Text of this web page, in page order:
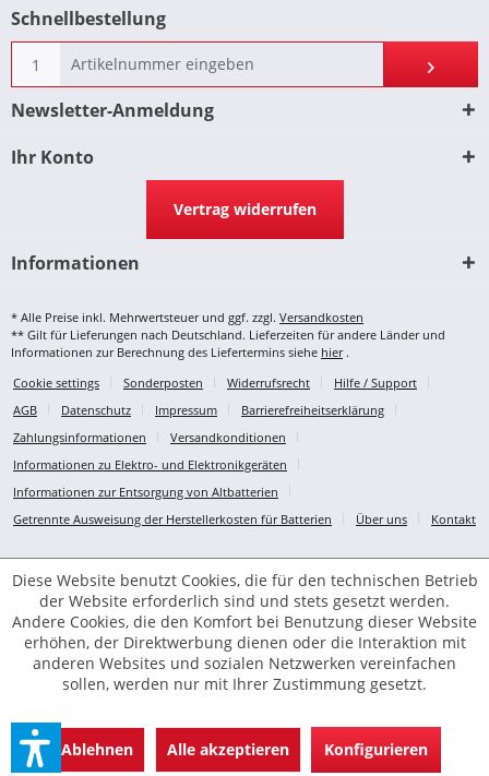
Schnellbestellung
Newsletter-Anmeldung
Ihr Konto
Vertrag widerrufen
Informationen
* Alle Preise inkl. Mehrwertsteuer und ggf. zzgl. Versandkosten
** Gilt für Lieferungen nach Deutschland. Lieferzeiten für andere Länder und
Informationen zur Berechnung des Liefertermins siehe hier.
Cookie settings
Sonderposten Widerrufsrecht
Hilfe / Support
AGB
Datenschutz Impressum
Barrierefreiheitserklärung
Zahlungsinformationen
Versandkonditionen
Informationen zu Elektro- und Elektronikgeräten
Informationen zur Entsorgung von Altbatterien
Getrennte Ausweisung der Herstellerkosten für Batterien
Über uns Kontakt
Diese Website benutzt Cookies, die für den technischen Betrieb
der Website erforderlich sind und stets gesetzt werden.
Andere Cookies, die den Komfort bei Benutzung dieser Website
erhöhen, der Direktwerbung dienen oder die Interaktion mit
anderen Websites und sozialen Netzwerken vereinfachen
sollen, werden nur mit Ihrer Zustimmung gesetzt.
Ablehnen Alle akzeptieren Konfigurieren